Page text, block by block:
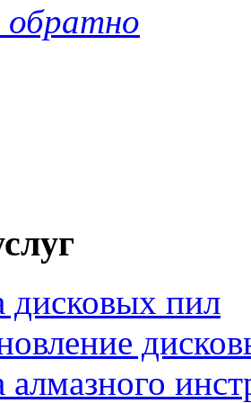
обратно
дисковых пил
алмазного